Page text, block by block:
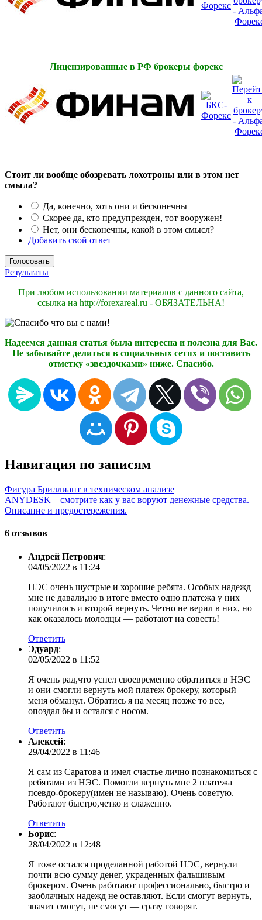
Лицензированные в РФ брокеры форекс
Стоит ли вообще обозревать лохотроны или в этом нет
смыла?
Да, конечно, хоть они и бесконечны
Скорее да, кто предупрежден, тот вооружен!
Нет, они бесконечны, какой в этом смысл?
Добавить свой ответ
Результаты
При любом использовании материалов с данного сайта,
ссылка на http://forexareal.ru - ОБЯЗАТЕЛЬНА!
Надеемся данная статья была интересна и полезна для Вас.
Не забывайте делиться в социальных сетях и поставить
отметку «звездочками» ниже. Спасибо.
Навигация по записям
Фигура Бриллиант в техническом анализе
ANYDESK – смотрите как у вас воруют денежные средства.
Описание и предостережения.
6 отзывов
Андрей Петрович:
04/05/2022 в 11:24
НЭС очень шустрые и хорошие ребята. Особых надежд
мне не давали,но в итоге вместо одно платежа у них
получилось и второй вернуть. Четно не верил в них, но
как оказалось молодцы — работают на совесть!
Ответить
Эдуард:
02/05/2022 в 11:52
Я очень рад,что успел своевременно обратиться в НЭС
и они смогли вернуть мой платеж брокеру, который
меня обманул. Обратись я на месяц позже то все,
опоздал бы и остался с носом.
Ответить
Алексей:
29/04/2022 в 11:46
Я сам из Саратова и имел счастье лично познакомиться с
ребятами из НЭС. Помогли вернуть мне 2 платежа
псевдо-брокеру(имен не называю). Очень советую.
Работают быстро,четко и слаженно.
Ответить
Борис:
28/04/2022 в 12:48
Я тоже остался проделанной работой НЭС, вернули
почти всю сумму денег, украденных фальшивым
брокером. Очень работают профессионально, быстро и
заоблачных надежд не оставляют. Если смогут вернуть,
значит смогут, не смогут — сразу говорят.